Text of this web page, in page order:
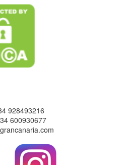
928493216
600930677